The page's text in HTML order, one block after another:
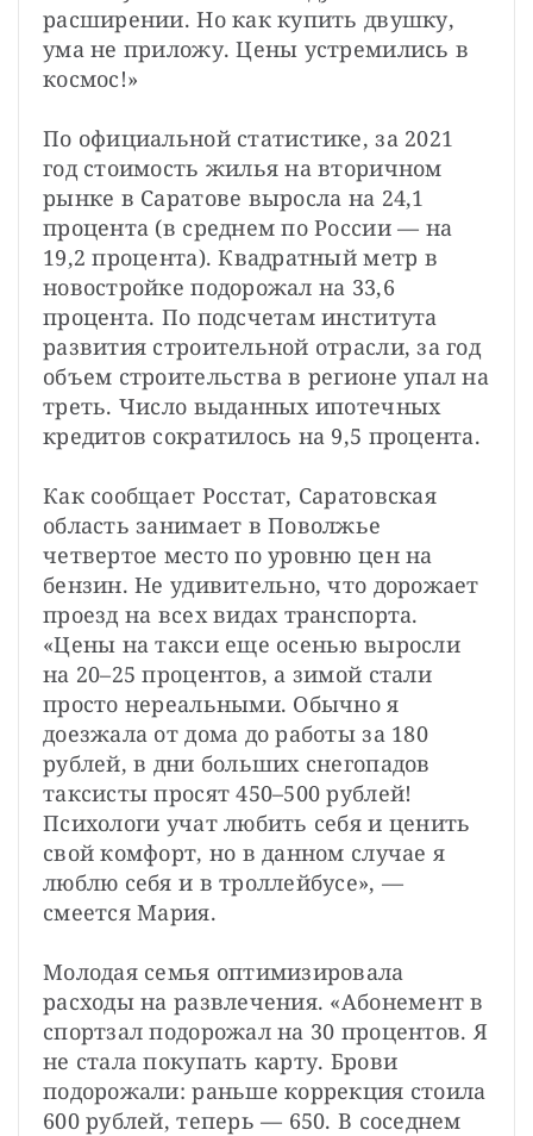
расширении. Но как купить двушку,
ума не приложу. Цены устремились в
космос!»
По официальной статистике, за 2021
год стоимость жилья на вторичном
рынке в Саратове выросла на 24,1
процента (в среднем по России — на
19,2 процента). Квадратный метр в
новостройке подорожал на 33,6
процента. По подсчетам института
развития строительной отрасли, за год
объем строительства в регионе упал на
треть. Число выданных ипотечных
кредитов сократилось на 9,5 процента.
Как сообщает Росстат, Саратовская
область занимает в Поволжье
четвертое место по уровню цен на
бензин. Не удивительно, что дорожает
проезд на всех видах транспорта.
«Цены на такси еще осенью выросли
на 20–25 процентов, а зимой стали
просто нереальными. Обычно я
доезжала от дома до работы за 180
рублей, в дни больших снегопадов
таксисты просят 450–500 рублей!
Психологи учат любить себя и ценить
свой комфорт, но в данном случае я
люблю себя и в троллейбусе», —
смеется Мария.
Молодая семья оптимизировала
расходы на развлечения. «Абонемент в
спортзал подорожал на 30 процентов. Я
не стала покупать карту. Брови
подорожали: раньше коррекция стоила
600 рублей, теперь — 650. В соседнем